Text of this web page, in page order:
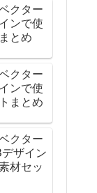
クター
ンで使
とめ
クター
ンで使
まとめ
クター
ザイン
材セッ